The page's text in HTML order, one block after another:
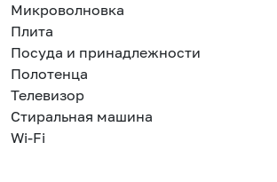
Микроволновка
Плита
Посуда и принадлежности
Полотенца
Телевизор
Стиральная машина
Wi-Fi